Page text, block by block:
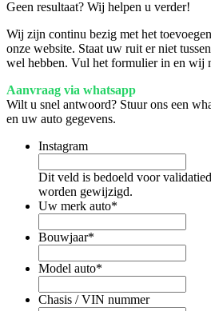
Geen resultaat? Wij helpen u verder!
Wij zijn continu bezig met het
onze website. Staat uw ruit er niet
wel hebben. Vul het formulier in en wij
Aanvraag via whatsapp
Wilt u snel antwoord? Stuur ons een
en uw auto gegevens.
Instagram
Dit veld is bedoeld voor
worden gewijzigd.
Uw merk auto*
Bouwjaar*
Model auto*
Chasis / VIN nummer